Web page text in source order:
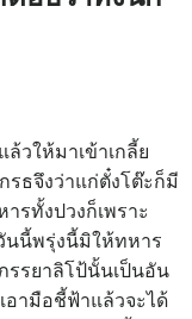
วให้มาเข้าเกลี้ย
รธจึงว่าแก่ตั๋งโต๊ะก็มี
รทั้งปวงก็เพราะ
นนี้พรุ่งนี้มิให้ทหาร
รรยาลิโป้นั้นเป็นอัน
อามือชี้ฟ้าแล้วจะได้